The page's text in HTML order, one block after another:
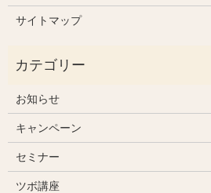
サイトマップ
お知らせ
キャンペーン
セミナー
ツボ講座